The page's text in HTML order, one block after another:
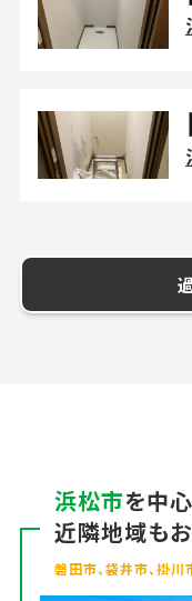
浜松市を中心
近隣地域もお
磐田市、袋井市、掛